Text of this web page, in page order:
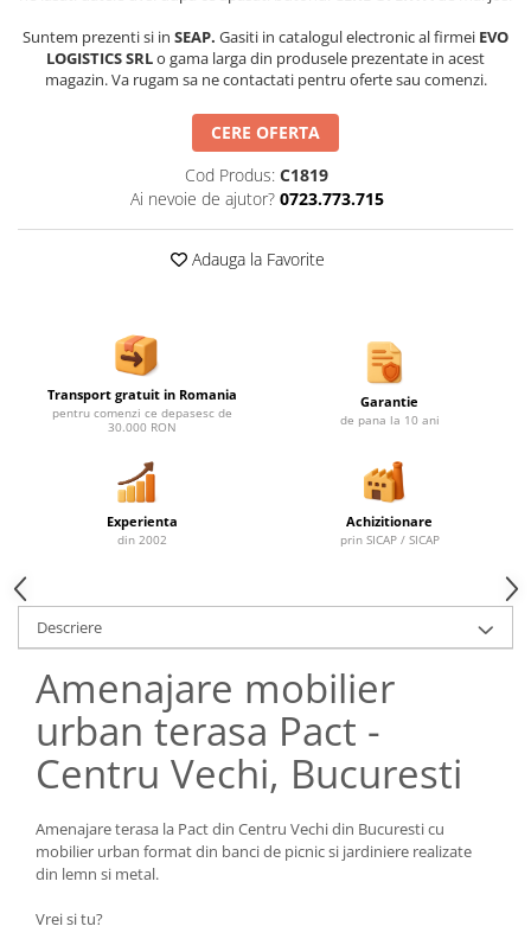
Ghivece de exterior
Ghivece din beton
Stalpi stradali
Stalpi / bolarzi de delimitare
Cismea stradala / gradina
Tomberoane si Pubele de Gunoi
Magazie pubele / tomberoane
Suntem prezenti si in SEAP. Gasiti in catalogul electronic al firmei EVO
LOGISTICS SRLo gama larga din produsele prezentate in acest
magazin. Va rugam sa ne contactati pentru oferte sau comenzi.
CERE OFERTA
Cod Produs: C1819
Ai nevoie de ajutor? 0723.773.715
Adauga la Favorite
Transport gratuit in Romania
pentru comenzi ce depasesc de
30.000 RON
Garantie
de pana la 10 ani
Experienta
din 2002
Achizitionare
prin SICAP / SICAP
Descriere
Amenajare mobilier
urban terasa Pact -
Centru Vechi, Bucuresti
Amenajare terasa la Pact din Centru Vechi din Bucuresti cu
mobilier urban format din banci de picnic si jardiniere realizate
din lemn si metal.
Vrei si tu?